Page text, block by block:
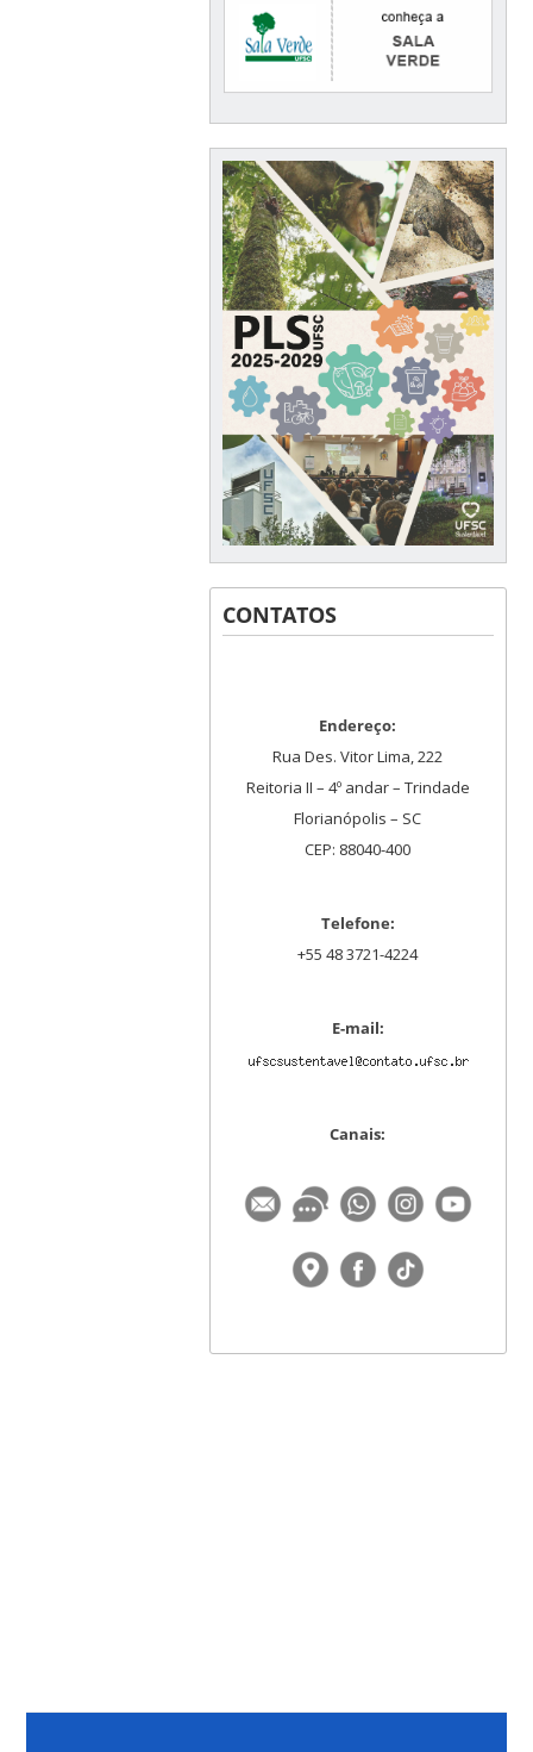
CONTATOS
Endereço:
Rua Des. Vitor Lima, 222
Reitoria II – 4º andar – Trindade
Florianópolis – SC
CEP: 88040-400
Telefone:
+55 48 3721-4224
E-mail:
Canais: